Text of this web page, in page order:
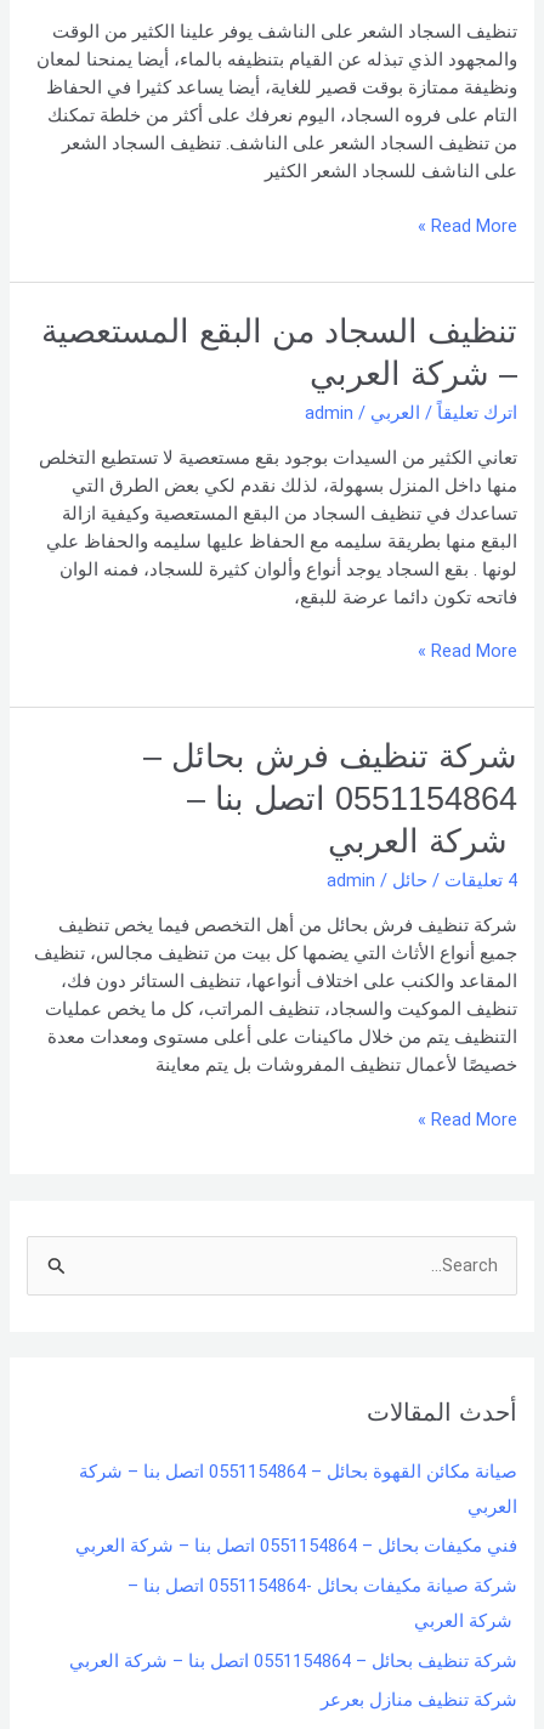
تنظيف السجاد الشعر على الناشف يوفر علينا الكثير من الوقت
والمجهود الذي تبذله عن القيام بتنظيفه بالماء، أيضا يمنحنا لمعان
ونظيفة ممتازة بوقت قصير للغاية، أيضا يساعد كثيرا في الحفاظ
التام على فروه السجاد، اليوم نعرفك على أكثر من خلطة تمكنك
من تنظيف السجاد الشعر على الناشف. تنظيف السجاد الشعر
على الناشف للسجاد الشعر الكثير
-شركة
العربي
Read More »
تنظيف السجاد من البقع المستعصية
– شركة العربي
اترك تعليقاً / العربي /
admin
تعاني الكثير من السيدات بوجود بقع مستعصية لا تستطيع التخلص
منها داخل المنزل بسهولة، لذلك نقدم لكي بعض الطرق التي
تساعدك في تنظيف السجاد من البقع المستعصية وكيفية ازالة
البقع منها بطريقة سليمه مع الحفاظ عليها سليمه والحفاظ علي
لونها . بقع السجاد يوجد أنواع وألوان كثيرة للسجاد، فمنه الوان
فاتحه تكون دائما عرضة للبقع،
تنظيف
السجاد
من
البقع
–
شركة
العربي
Read More »
شركة تنظيف فرش بحائل –
0551154864 اتصل بنا –
شركة العربي
4 تعليقات / حائل /
admin
شركة تنظيف فرش بحائل من أهل التخصص فيما يخص تنظيف
جميع أنواع الأثاث التي يضمها كل بيت من تنظيف مجالس، تنظيف
المقاعد والكنب على اختلاف أنواعها، تنظيف الستائر دون فك،
تنظيف الموكيت والسجاد، تنظيف المراتب، كل ما يخص عمليات
التنظيف يتم من خلال ماكينات على أعلى مستوى ومعدات معدة
خصيصًا لأعمال تنظيف المفروشات بل يتم معاينة
شركة
تنظيف
فرش
بحائل
0551154864
اتصل
بنا –
شركة العربي
Read More »
c
f
o
r
:
أحدث المقالات
صيانة مكائن القهوة بحائل – 0551154864 اتصل بنا – شركة
العربي
فني مكيفات بحائل – 0551154864 اتصل بنا – شركة العربي
شركة صيانة مكيفات بحائل -0551154864 اتصل بنا –
شركة العربي
شركة تنظيف بحائل – 0551154864 اتصل بنا – شركة العربي
شركة تنظيف منازل بعرعر